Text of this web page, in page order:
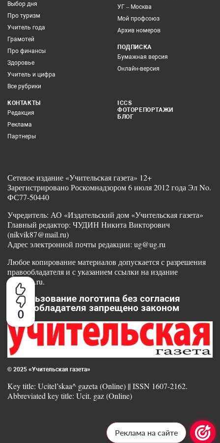
0
Выбор дня
Про туризм
Учитель года
Грамотей
Про финансы
Здоровье
Учитель и цифра
Все рубрики
УГ – Москва
Мой профсоюз
Архив номеров
ПОДПИСКА
Бумажная версия
Онлайн-версия
КОНТАКТЫ
Редакция
Реклама
Партнеры
ICCS
ФОТОРЕПОРТАЖИ
БЛОГ
Сетевое издание «Учительская газета» 12+
Зарегистрировано Роскомнадзором 6 июля 2012 года Эл No.
ФС77-50440
Учредитель: АО «Издательский дом «Учительская газета»
Главный редактор: ЧУДИН Никита Викторович
(nikvik87@mail.ru)
Адрес электронной почты редакции: ug@ug.ru
Любое копирование материалов допускается с разрешения
правообладателя и с указанием ссылки на издание
www.ug.ru.
Использование логотипа без согласия
правообладателя запрещено законом
© 2025 «Учительская газета»
Key title: Ucitel’skaa^ gazeta (Online) || ISSN 1607-2162.
Abbreviated key title: Ucit. gaz (Online)
Реклама на сайте